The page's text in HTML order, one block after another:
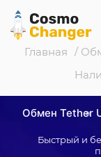
Главная /
Обмен Tether
Быстрый и